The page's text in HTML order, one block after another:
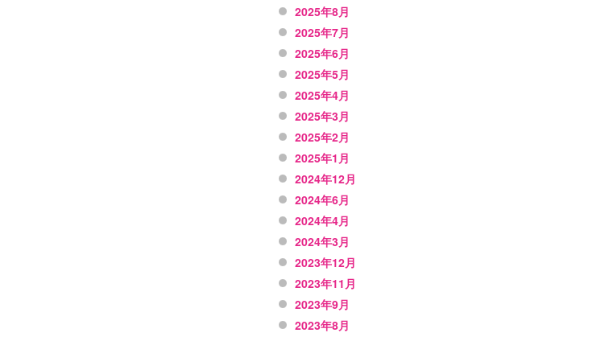
2025年8月
2025年7月
2025年6月
2025年5月
2025年4月
2025年3月
2025年2月
2025年1月
2024年12月
2024年6月
2024年4月
2024年3月
2023年12月
2023年11月
2023年9月
2023年8月